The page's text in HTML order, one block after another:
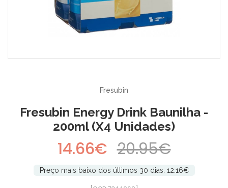
Fresubin
Fresubin Energy Drink Baunilha -
200ml (x4 Unidades)
14.66€ 20.95€
Preço mais baixo dos últimos 30 dias: 12.16€